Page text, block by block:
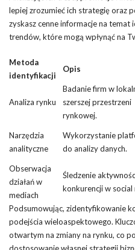
lepiej zrozumieć ich strategię oraz
zyskasz cenne informacje na temat
trendów, które mogą wpłynąć na
Metoda
identyfikacji
Opis
Analiza rynku
Badanie firm w
szerszej przestrzeni
rynkowej.
Narzędzia
analityczne
Wykorzystanie
do analizy danych.
Obserwacja
działań w
mediach
Śledzenie
konkurencji w social
Podsumowując, zidentyfikowanie
podejścia wieloaspektowego.
otwartym na zmiany na rynku, co
dostosowanie własnej strategii